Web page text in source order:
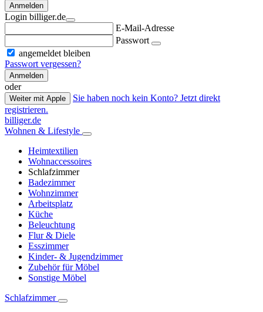
Anmelden
Login billiger.de
E-Mail-Adresse
Passwort
angemeldet bleiben
Passwort vergessen?
Anmelden
oder
Weiter mit Apple
Sie haben noch kein Konto? Jetzt direkt
registrieren.
billiger.de
Wohnen & Lifestyle
Heimtextilien
Wohnaccessoires
Schlafzimmer
Badezimmer
Wohnzimmer
Arbeitsplatz
Küche
Beleuchtung
Flur & Diele
Esszimmer
Kinder- & Jugendzimmer
Zubehör für Möbel
Sonstige Möbel
Schlafzimmer